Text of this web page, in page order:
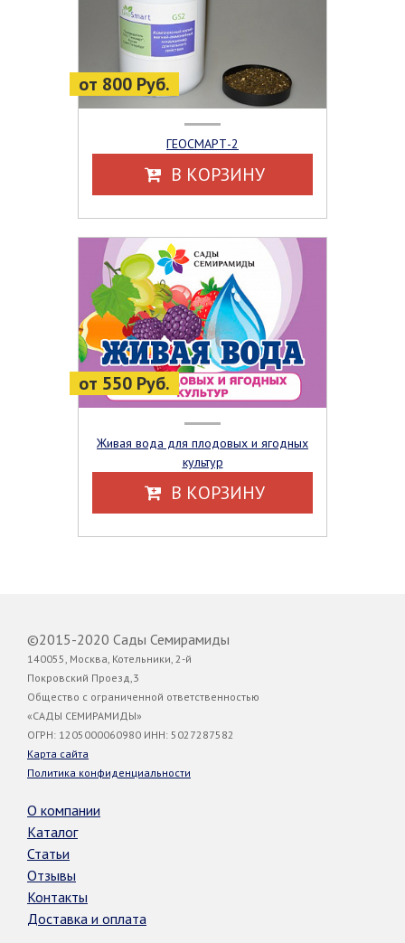
от 800 Руб.
ГЕОСМАРТ-2
В КОРЗИНУ
от 550 Руб.
Живая вода для плодовых и ягодных
культур
В КОРЗИНУ
©2015-2020 Сады Семирамиды
140055, Москва, Котельники, 2-й
Покровский Проезд,3
Общество с ограниченной ответственностью
«САДЫ СЕМИРАМИДЫ»
ОГРН: 1205000060980 ИНН: 5027287582
Карта сайта
Политика конфиденциальности
О компании
Каталог
Статьи
Отзывы
Контакты
Доставка и оплата